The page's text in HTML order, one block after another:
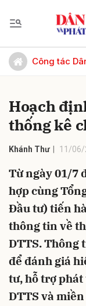
Công tác
Hoạch
thống kê
Khánh Thư 11/06/
Từ ngày 01/7
hợp cùng
Đầu tư) tiến
thông tin về
DTTS. Thông
để đánh giá
tư, hỗ trợ
DTTS và
Gửi bình luận